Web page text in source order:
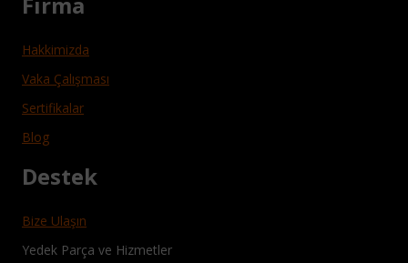
Hakkimizda
Vaka Çalışması
Sertifikalar
Blog
Destek
Bize Ulaşın
Yedek Parça ve Hizmetler